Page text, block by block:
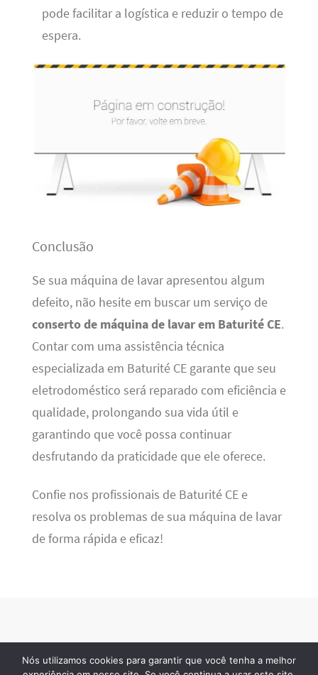
pode facilitar a logística e reduzir o tempo de
espera.
Conclusão
Se sua máquina de lavar apresentou algum
defeito, não hesite em buscar um serviço de
conserto de máquina de lavar em Baturité CE.
Contar com uma assistência técnica
especializada em Baturité CE garante que seu
eletrodoméstico será reparado com eficiência e
qualidade, prolongando sua vida útil e
garantindo que você possa continuar
desfrutando da praticidade que ele oferece.
Confie nos profissionais de Baturité CE e
resolva os problemas de sua máquina de lavar
de forma rápida e eficaz!
· 2026 © Todos os direitos reservados
Nós utilizamos cookies para garantir que você tenha a melhor